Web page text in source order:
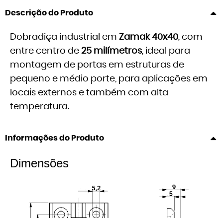
Descrição do Produto
Dobradiça industrial em Zamak 40x40, com
entre centro de 25 milímetros, ideal para
montagem de portas em estruturas de
pequeno e médio porte, para aplicações em
locais externos e também com alta
temperatura.
Informações do Produto
Dimensões